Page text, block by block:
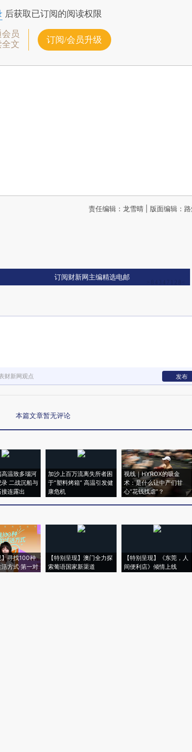
后获取已订阅的阅读权限
员
文
订阅/会员升级
责任编辑：龙雪晴 | 版面编辑：
订阅财新网主编精选电邮
财新网观点 发布
本篇文章暂无评论
温致多瑙河
二战沉船与
连露出
加沙上百万流离失所者困
于“塑料烤箱” 高温引发健
康危机
视线｜HYROX的吸金
术：是什么让中产们甘
心“花钱找虐”？
】寻找100种
方式·第一对
【特别呈现】澳门全力探
索葡语国家新渠道
【特别呈现】《东莞，人
间便利店》倾情上线